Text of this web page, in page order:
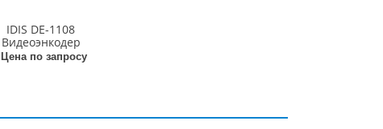
IDIS DE-1108
Видеоэнкодер
Цена по запросу